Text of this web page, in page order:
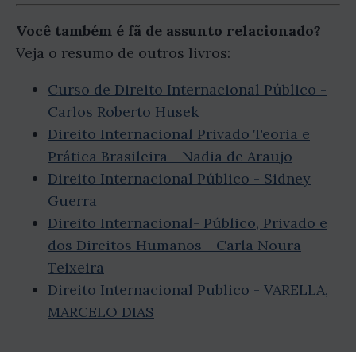
Você também é fã de assunto relacionado?
Veja o resumo de outros livros:
Curso de Direito Internacional Público -
Carlos Roberto Husek
Direito Internacional Privado Teoria e
Prática Brasileira - Nadia de Araujo
Direito Internacional Público - Sidney
Guerra
Direito Internacional- Público, Privado e
dos Direitos Humanos - Carla Noura
Teixeira
Direito Internacional Publico - VARELLA,
MARCELO DIAS